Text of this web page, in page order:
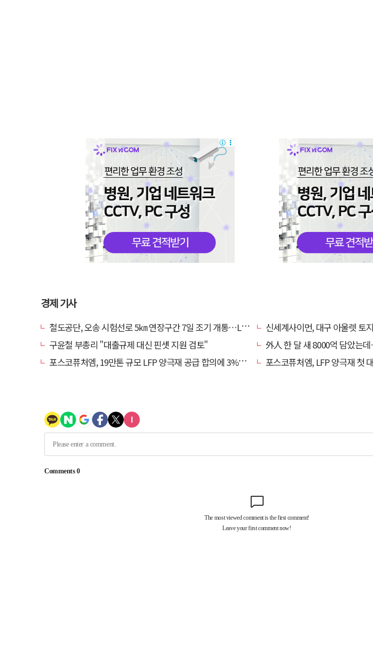
경제 기사
철도공단, 오송 시험선로 5㎞ 연장구간 7일 조기 개통…LA 메트로 사업 지원
신세계사이먼, 대구 아울렛 토지
구윤철 부총리 "대출규제 대신 핀셋 지원 검토"
外人 한 달 새 8000억 담았는데…LG
포스코퓨처엠, 19만톤 규모 LFP 양극재 공급 합의에 3%대 강세
포스코퓨처엠, LFP 양극재 첫 대규모